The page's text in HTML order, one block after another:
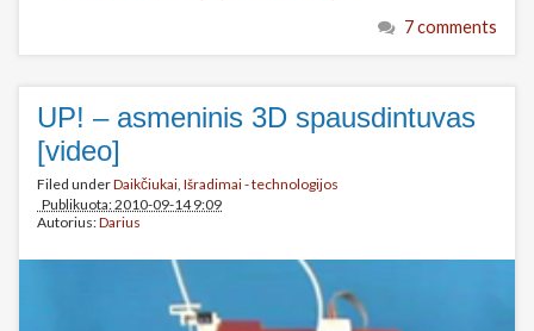
7 comments
UP! – asmeninis 3D spausdintuvas
[video]
Filed underDaikčiukai, Išradimai - technologijos
Publikuota: 2010-09-14 9:09
Autorius:Darius